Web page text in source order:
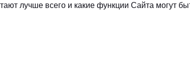
лучше всего и какие функции Сайта могут